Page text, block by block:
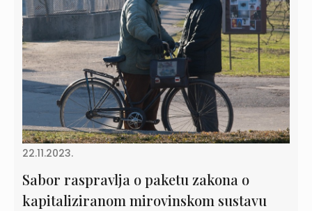
22.11.2023.
Sabor raspravlja o paketu zakona o
kapitaliziranom mirovinskom sustavu